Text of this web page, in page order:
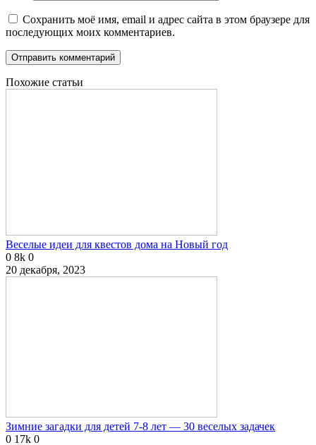
Сохранить моё имя, email и адрес сайта в этом браузере для
последующих моих комментариев.
Похожие статьи
Веселые идеи для квестов дома на Новый год
0 8k 0
20 декабря, 2023
Зимние загадки для детей 7-8 лет — 30 веселых задачек
0 17k 0